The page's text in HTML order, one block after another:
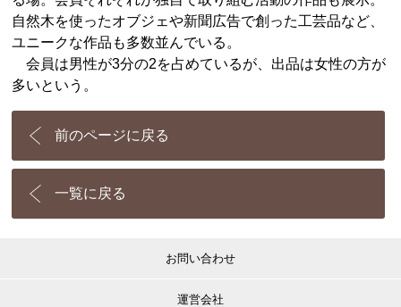
自然木を使ったオブジェや新聞広告で創った工芸品など、
ユニークな作品も多数並んでいる。
会員は男性が3分の2を占めているが、出品は女性の方が
多いという。
前のページに戻る
一覧に戻る
お問い合わせ
運営会社